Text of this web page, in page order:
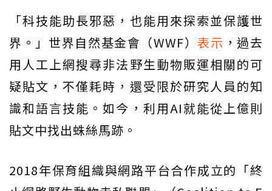
「科技能助長邪惡，也能用來探索並保護世
界。」世界自然基金會（WWF）表示 ，過去
用人工上網搜尋非法野生動物販運相關的可
疑貼文，不僅耗時，還受限於研究人員的知
識和語言技能。如今，利用AI就能從上億則
貼文中找出蛛絲馬跡。
2018年保育組織與網路平台合作成立的「終